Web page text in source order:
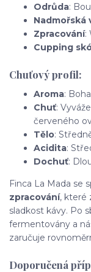
Odrůda:
Nadmořská
Zpracování:
Cupping
Chuťový profil:
Aroma:
Chuť:
červeného
Tělo:
Acidita:
Dochuť:
Finca La Mada se
zpracování, které
sladkost kávy. Po
fermentovány a
zaručuje
Doporučená